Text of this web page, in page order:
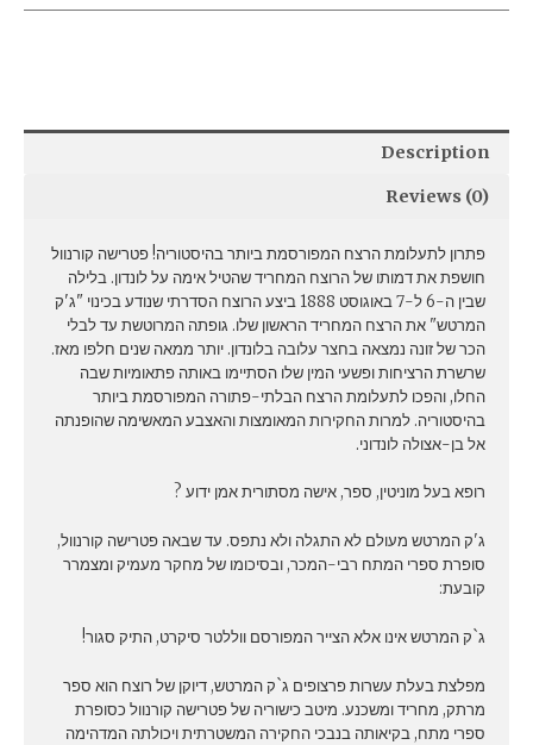
quantity
Description
Reviews (0)
פתרון לתעלומת הרצח המפורסמת ביותר בהיסטוריה! פטרישה קורנוול
חושפת את דמותו של הרוצח המחריד שהטיל אימה על לונדון. בלילה
שבין ה-6 ל-7 באוגוסט 1888 ביצע הרוצח הסדרתי שנודע בכינוי "ג'ק
המרטש" את הרצח המחריד הראשון שלו. גופתה המרוטשת עד לבלי
הכר של זונה נמצאה בחצר עלובה בלונדון. יותר ממאה שנים חלפו מאז.
שרשרת הרציחות ופשעי המין שלו הסתיימו באותה פתאומיות שבה
החלו, והפכו לתעלומת הרצח הבלתי-פתורה המפורסמת ביותר
בהיסטוריה. למרות החקירות המאומצות והאצבע המאשימה שהופנתה
אל בן-אצולה לונדוני.
רופא בעל מוניטין, ספר, אישה מסתורית אמן ידוע ?
ג'ק המרטש מעולם לא התגלה ולא נתפס. עד שבאה פטרישה קורנוול,
סופרת ספרי המתח רבי-המכר, ובסיכומו של מחקר מעמיק ומצמרר
קובעת:
ג`ק המרטש אינו אלא הצייר המפורסם ווללטר סיקרט, התיק סגור!
מפלצת בעלת עשרות פרצופים ג`ק המרטש, דיוקן של רוצח הוא ספר
מרתק, מחריד ומשכנע. מיטב כישוריה של פטרישה קורנוול כסופרת
ספרי מתח, בקיאותה בנבכי החקירה המשטרתית ויכולתה המדהימה